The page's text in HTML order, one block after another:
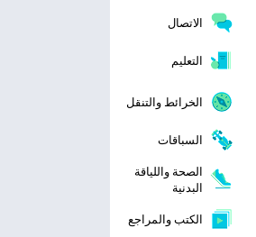
الاتصال
التعليم
الخرائط والتنقل
السباقات
الصحة واللياقة
البدنية
الكتب والمراجع